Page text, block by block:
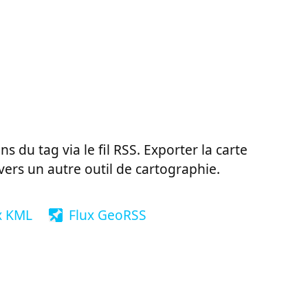
du tag via le fil RSS. Exporter la carte
un autre outil de cartographie.
KML Flux GeoRSS